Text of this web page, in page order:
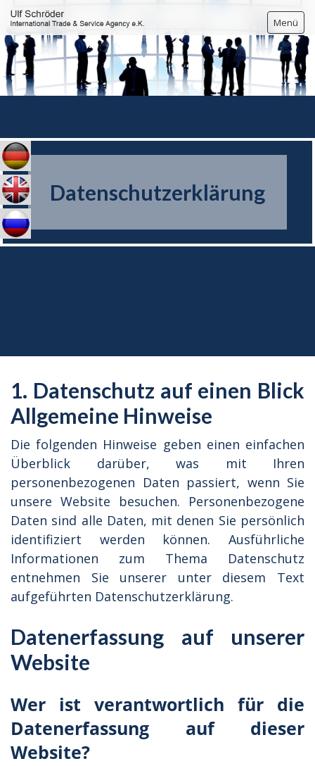
Menü
STARTSEITE
BIERHEFE
KONTAKT
Datenschutzerklärung
1. Datenschutz auf einen Blick
Allgemeine Hinweise
Die folgenden Hinweise geben einen einfachen
Überblick darüber, was mit Ihren
personenbezogenen Daten passiert, wenn Sie
unsere Website besuchen. Personenbezogene
Daten sind alle Daten, mit denen Sie persönlich
identifiziert werden können. Ausführliche
Informationen zum Thema Datenschutz
entnehmen Sie unserer unter diesem Text
aufgeführten Datenschutzerklärung.
Datenerfassung auf unserer
Website
Wer ist verantwortlich für die
Datenerfassung auf dieser
Website?